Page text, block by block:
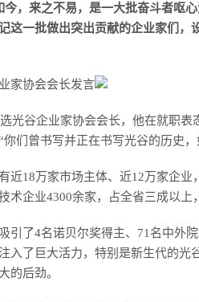
今，来之不易，是一大批奋斗者呕
这一批做出突出贡献的企业家们，
家协会会长发言
光谷企业家协会会长，他在就职
们曾书写并正在书写光谷的历史
近18万家市场主体、近12万家企业
术企业4300余家，占全省三成以上
引了4名诺贝尔奖得主、71名中外
入了巨大活力，特别是新生代的
的后劲。